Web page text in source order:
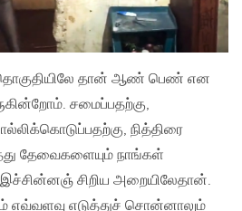
தான் ஆண் பெண் என
சமைப்பதற்கு,
நித்திரை
தேவைகளையும் நாங்கள்
சிறிய அறையிலேதான்.
எவ்வளவு எடுத்துச் சொன்னாலும்